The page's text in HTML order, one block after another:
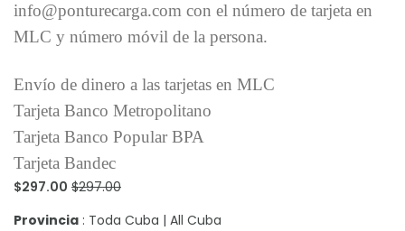
info@ponturecarga.com con el número de tarjeta en
MLC y número móvil de la persona.
Envío de dinero a las tarjetas en MLC
Tarjeta Banco Metropolitano
Tarjeta Banco Popular BPA
Tarjeta Bandec
$297.00 $297.00
Provincia : Toda Cuba | All Cuba